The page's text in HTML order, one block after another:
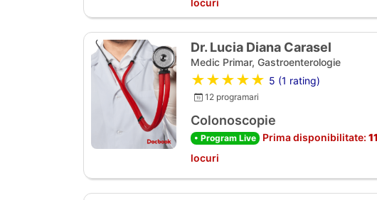
locuri
Dr. Lucia Diana Carasel
Medic Primar, Gastroenterologie
★★★★★ 5 (1 rating)
12 programari
Colonoscopie
• Program Live Prima disponibilitate:
locuri